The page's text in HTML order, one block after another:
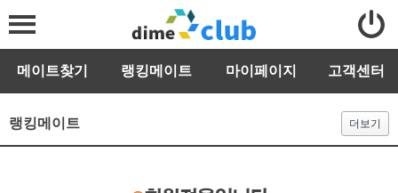
메이트찾기 랭킹메이트 마이페이지 고객센터
랭킹메이트 더보기